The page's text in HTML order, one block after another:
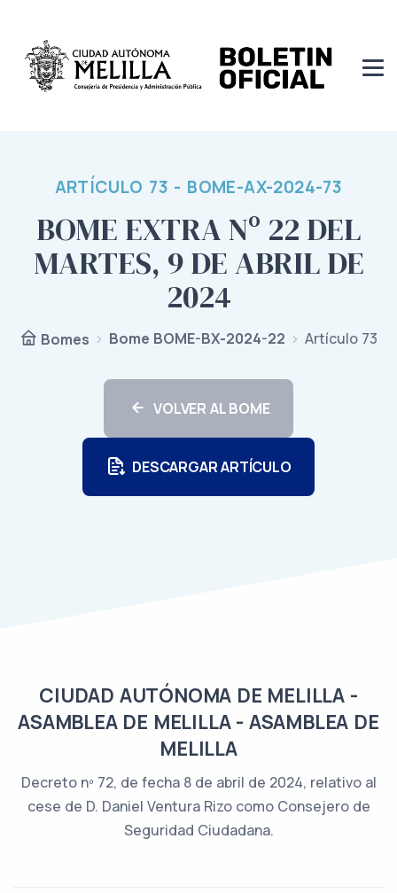
ARTÍCULO 73 - BOME-AX-2024-73
BOME EXTRA Nº 22 DEL
MARTES, 9 DE ABRIL DE
2024
Bomes Bome BOME-BX-2024-22 Artículo 73
VOLVER AL BOME
DESCARGAR ARTÍCULO
CIUDAD AUTÓNOMA DE MELILLA -
ASAMBLEA DE MELILLA - ASAMBLEA DE
MELILLA
Decreto nº 72, de fecha 8 de abril de 2024, relativo al
cese de D. Daniel Ventura Rizo como Consejero de
Seguridad Ciudadana.